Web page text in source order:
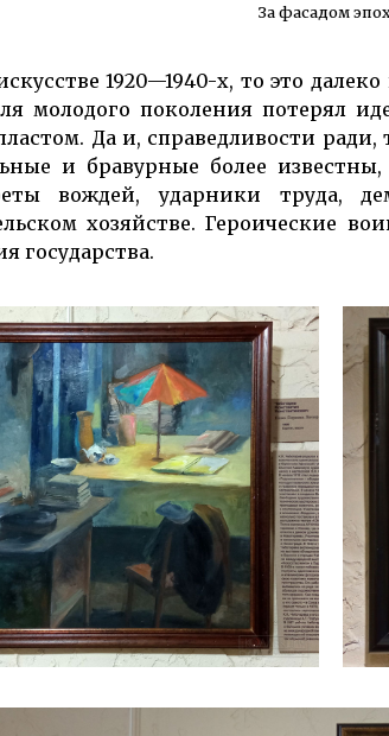
За фасадом
1920—1940-х, то это
молодого поколения потерял
Да и, справедливости
и бравур­ные более
вождей, ударники труда,
хозяй­ст­ве. Героические
госу­дарства.